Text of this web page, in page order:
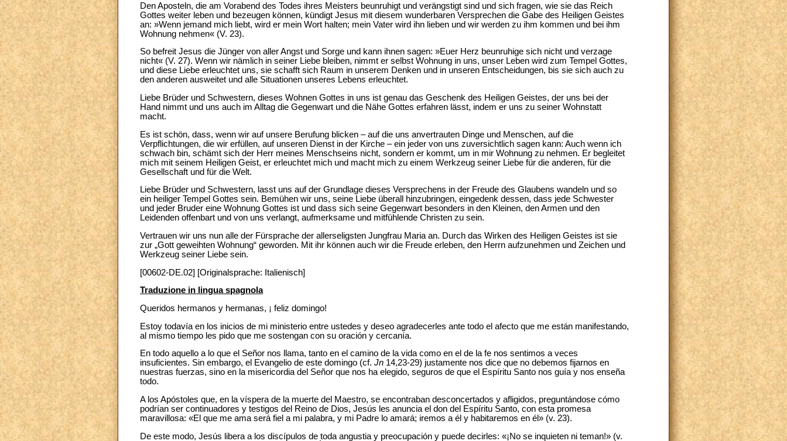
Den Aposteln, die am Vorabend des Todes ihres Meisters beunruhigt und verängstigt sind und sich fragen, wie sie das Reich
Gottes weiter leben und bezeugen können, kündigt Jesus mit diesem wunderbaren Versprechen die Gabe des Heiligen Geistes
an: »Wenn jemand mich liebt, wird er mein Wort halten; mein Vater wird ihn lieben und wir werden zu ihm kommen und bei ihm
Wohnung nehmen« (V. 23).
So befreit Jesus die Jünger von aller Angst und Sorge und kann ihnen sagen: »Euer Herz beunruhige sich nicht und verzage
nicht« (V. 27). Wenn wir nämlich in seiner Liebe bleiben, nimmt er selbst Wohnung in uns, unser Leben wird zum Tempel Gottes,
und diese Liebe erleuchtet uns, sie schafft sich Raum in unserem Denken und in unseren Entscheidungen, bis sie sich auch zu
den anderen ausweitet und alle Situationen unseres Lebens erleuchtet.
Liebe Brüder und Schwestern, dieses Wohnen Gottes in uns ist genau das Geschenk des Heiligen Geistes, der uns bei der
Hand nimmt und uns auch im Alltag die Gegenwart und die Nähe Gottes erfahren lässt, indem er uns zu seiner Wohnstatt
macht.
Es ist schön, dass, wenn wir auf unsere Berufung blicken – auf die uns anvertrauten Dinge und Menschen, auf die
Verpflichtungen, die wir erfüllen, auf unseren Dienst in der Kirche – ein jeder von uns zuversichtlich sagen kann: Auch wenn ich
schwach bin, schämt sich der Herr meines Menschseins nicht, sondern er kommt, um in mir Wohnung zu nehmen. Er begleitet
mich mit seinem Heiligen Geist, er erleuchtet mich und macht mich zu einem Werkzeug seiner Liebe für die anderen, für die
Gesellschaft und für die Welt.
Liebe Brüder und Schwestern, lasst uns auf der Grundlage dieses Versprechens in der Freude des Glaubens wandeln und so
ein heiliger Tempel Gottes sein. Bemühen wir uns, seine Liebe überall hinzubringen, eingedenk dessen, dass jede Schwester
und jeder Bruder eine Wohnung Gottes ist und dass sich seine Gegenwart besonders in den Kleinen, den Armen und den
Leidenden offenbart und von uns verlangt, aufmerksame und mitfühlende Christen zu sein.
Vertrauen wir uns nun alle der Fürsprache der allerseligsten Jungfrau Maria an. Durch das Wirken des Heiligen Geistes ist sie
zur „Gott geweihten Wohnung“ geworden. Mit ihr können auch wir die Freude erleben, den Herrn aufzunehmen und Zeichen und
Werkzeug seiner Liebe sein.
[00602-DE.02] [Originalsprache: Italienisch]
Traduzione in lingua spagnola
Queridos hermanos y hermanas, ¡ feliz domingo!
Estoy todavía en los inicios de mi ministerio entre ustedes y deseo agradecerles ante todo el afecto que me están manifestando,
al mismo tiempo les pido que me sostengan con su oración y cercanía.
En todo aquello a lo que el Señor nos llama, tanto en el camino de la vida como en el de la fe nos sentimos a veces
insuficientes. Sin embargo, el Evangelio de este domingo (cf. Jn 14,23-29) justamente nos dice que no debemos fijarnos en
nuestras fuerzas, sino en la misericordia del Señor que nos ha elegido, seguros de que el Espíritu Santo nos guía y nos enseña
todo.
A los Apóstoles que, en la víspera de la muerte del Maestro, se encontraban desconcertados y afligidos, preguntándose cómo
podrían ser continuadores y testigos del Reino de Dios, Jesús les anuncia el don del Espíritu Santo, con esta promesa
maravillosa: «El que me ama será fiel a mi palabra, y mi Padre lo amará; iremos a él y habitaremos en él» (v. 23).
De este modo, Jesús libera a los discípulos de toda angustia y preocupación y puede decirles: «¡No se inquieten ni teman!» (v.